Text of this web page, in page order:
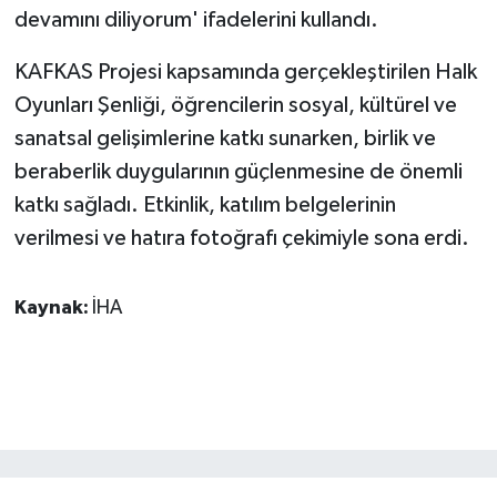
devamını diliyorum' ifadelerini kullandı.
KAFKAS Projesi kapsamında gerçekleştirilen Halk
Oyunları Şenliği, öğrencilerin sosyal, kültürel ve
sanatsal gelişimlerine katkı sunarken, birlik ve
beraberlik duygularının güçlenmesine de önemli
katkı sağladı. Etkinlik, katılım belgelerinin
verilmesi ve hatıra fotoğrafı çekimiyle sona erdi.
Kaynak: İHA